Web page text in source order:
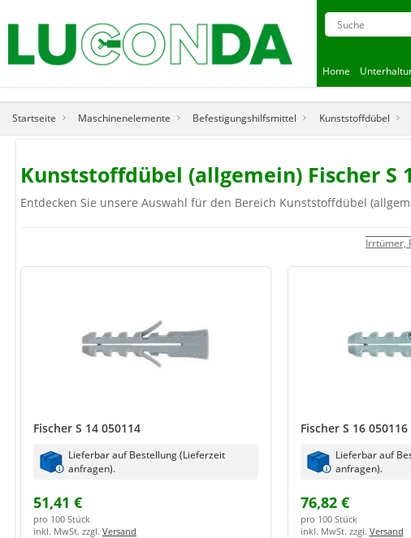
Home
Startseite Maschinenelemente Befestigungshilfsmittel Kunststoffdübel
Kunststoffdübel (allgemein) Fischer S
Entdecken Sie unsere Auswahl für den Bereich Kunststoffdübel
Irrtümer,
Fischer S 14 050114
Lieferbar auf Bestellung (Lieferzeit
anfragen).
51,41 €
pro 100 Stück
inkl. MwSt. zzgl. Versand
Fischer S 16 050116
Lieferbar auf
anfragen).
76,82 €
pro 100 Stück
inkl. MwSt. zzgl. Versand